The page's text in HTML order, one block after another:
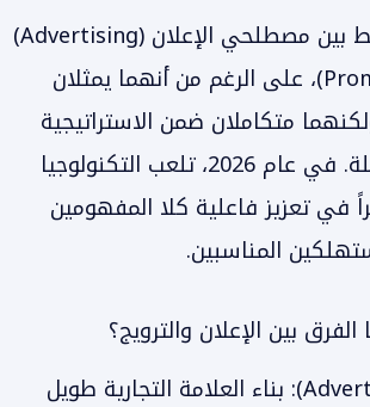
كثيراً ما يتم الخلط بين مصطلحي الإعلان (Advertising)
والترويج (Promotion)، على الرغم من أنهما يمثلان
متكاملان ضمن الاستراتيجية
التسويقية الشاملة. في عام 2026، تلعب التكنولوجيا
في تعزيز فاعلية كلا المفهومين
المناسبين.
بين الإعلان والترويج؟
1. الإعلان (Advertising): بناء العلامة التجارية طويل